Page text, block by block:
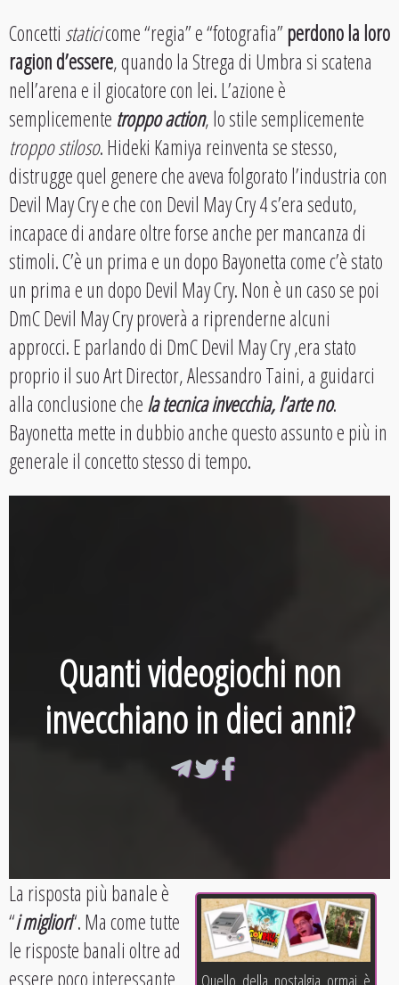
Concetti staticicome “regia” e “fotografia”perdono la loro
ragion d’essere, quando la Strega di Umbra si scatena
nell’arena e il giocatore con lei. L’azione è
semplicemente troppo action, lo stile semplicemente
troppo stiloso. Hideki Kamiya reinventa se stesso,
distrugge quel genere che aveva folgorato l’industria con
Devil May Cry e che con Devil May Cry 4 s’era seduto,
incapace di andare oltre forse anche per mancanza di
stimoli. C’è un prima e un dopo Bayonetta come c’è stato
un prima e un dopo Devil May Cry. Non è un caso se poi
DmC Devil May Cry proverà a riprenderne alcuni
approcci. E parlando di DmC Devil May Cry ,era stato
proprio il suo Art Director, Alessandro Taini, a guidarci
alla conclusione chela tecnica invecchia, l’arte no.
Bayonetta mette in dubbio anche questo assunto e più in
generale il concetto stesso di tempo.
Quanti videogiochi non
invecchiano in dieci anni?
Quello della nostalgia ormai è
La risposta più banale è
“i migliori“. Ma come tutte
le risposte banali oltre ad
essere poco interessante